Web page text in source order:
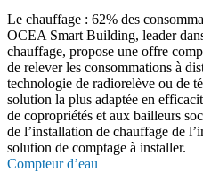
Le chauffage : 62% des
OCEA Smart Building, leader
chauffage, propose une offre
de relever les consommations à
technologie de radiorelève ou de
solution la plus adaptée en
de copropriétés et aux bailleurs
de l’installation de chauffage de
solution de comptage à installer.
Compteur d’eau